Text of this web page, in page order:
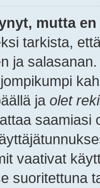
mutta
tarkista,
ja
ja olet
saamiasi
vaativat
suoritettuna